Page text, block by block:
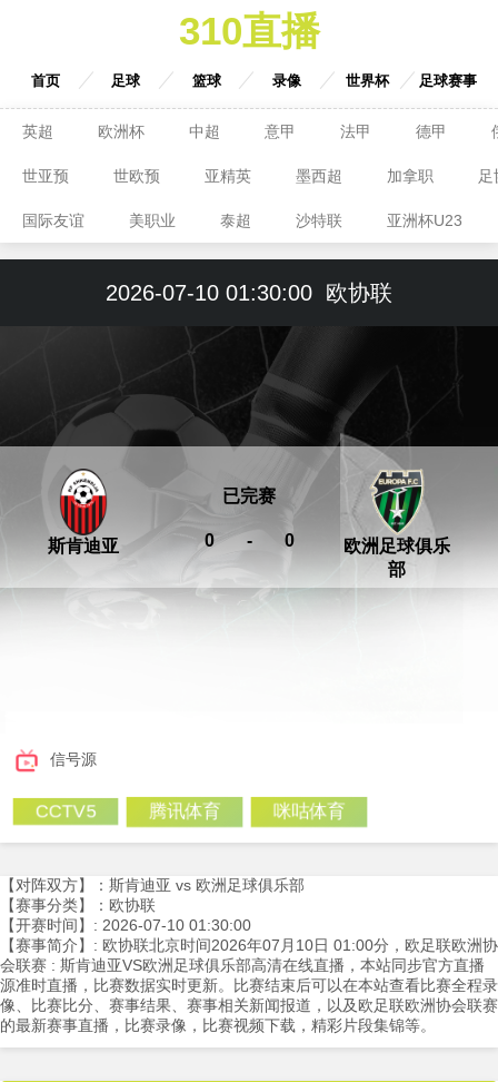
310直播
首页 足球 篮球 录像 世界杯 足球赛事
英超 欧洲杯 中超 意甲 法甲 德甲
世亚预 世欧预 亚精英 墨西超 加拿职 足
国际友谊 美职业 泰超 沙特联 亚洲杯U23
2026-07-10 01:30:00 欧协联
斯肯迪亚 0 - 0
已完赛
欧洲足球俱乐
部
信号源
CCTV5 腾讯体育 咪咕体育
【对阵双方】：斯肯迪亚 vs 欧洲足球俱乐部
【赛事分类】：欧协联
【开赛时间】: 2026-07-10 01:30:00
【赛事简介】: 欧协联北京时间2026年07月10日 01:00分，欧足联欧洲协
会联赛 : 斯肯迪亚VS欧洲足球俱乐部高清在线直播，本站同步官方直播
源准时直播，比赛数据实时更新。比赛结束后可以在本站查看比赛全程录
像、比赛比分、赛事结果、赛事相关新闻报道，以及欧足联欧洲协会联赛
的最新赛事直播，比赛录像，比赛视频下载，精彩片段集锦等。